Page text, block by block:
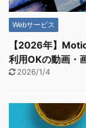
Webサービス
【2026年】
利用OKの動画・
2026/1/4